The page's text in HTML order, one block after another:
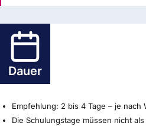
Dauer
Empfehlung: 2 bis 4 Tage – je
Die Schulungstage müssen nicht